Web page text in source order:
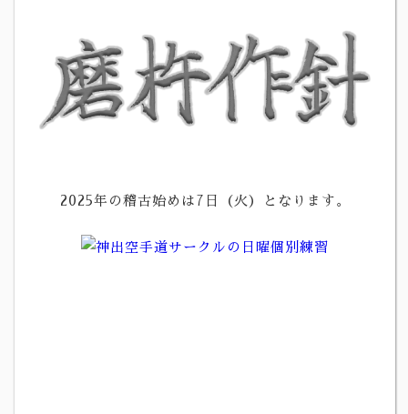
2025年の稽古始めは7日（火）となります。